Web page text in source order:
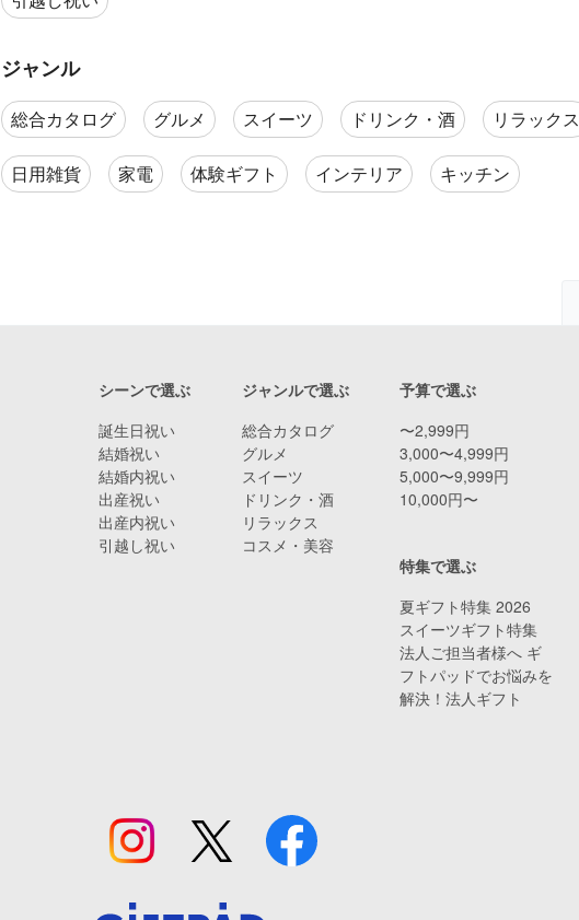
ジャンル
総合カタログ グルメ スイーツ ドリンク・酒 リラックス
日用雑貨 家電 体験ギフト インテリア キッチン
シーンで選ぶ
誕生日祝い
結婚祝い
結婚内祝い
出産祝い
出産内祝い
引越し祝い
予算で選ぶ
〜2,999円
3,000〜4,999円
5,000〜9,999円
10,000円〜
ジャンルで選ぶ
総合カタログ
グルメ
スイーツ
ドリンク・酒
リラックス
コスメ・美容
特集で選ぶ
夏ギフト特集 2026
スイーツギフト特集
法人ご担当者様へ ギ
フトパッドでお悩みを
解決！法人ギフト